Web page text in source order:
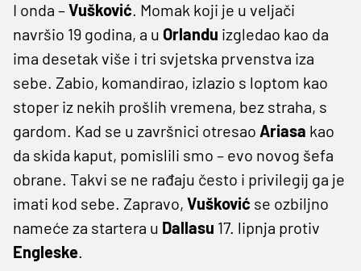
I onda –Vušković. Momak koji je u veljači
navršio 19 godina, a u Orlandu izgledao kao da
ima desetak više i tri svjetska prvenstva iza
sebe. Zabio, komandirao, izlazio s loptom kao
stoper iz nekih prošlih vremena, bez straha, s
gardom. Kad se u završnici otresao Ariasa kao
da skida kaput, pomislili smo – evo novog šefa
obrane. Takvi se ne rađaju često i privilegij ga je
imati kod sebe. Zapravo, Vušković se ozbiljno
nameće za startera u Dallasu 17. lipnja protiv
Engleske.